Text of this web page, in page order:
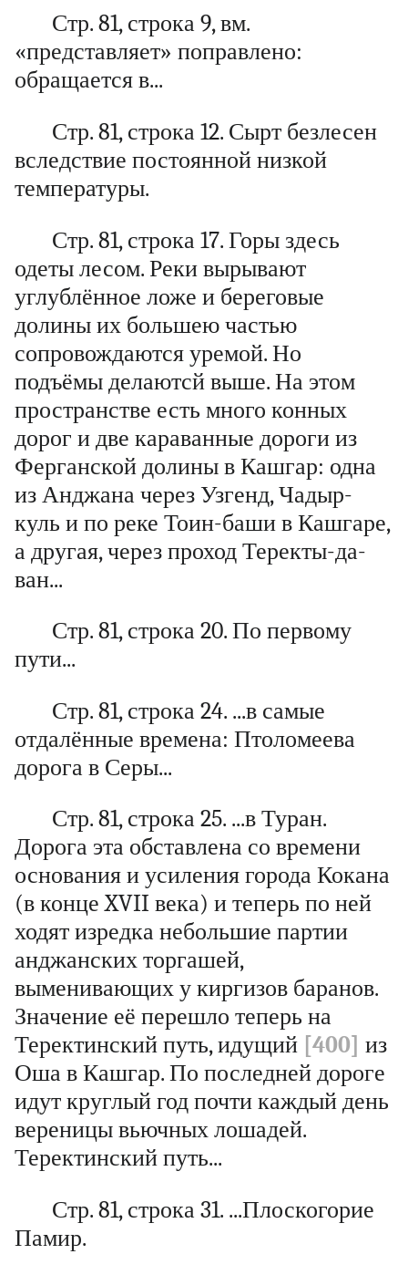
Стр. 81, строка 9, вм.
«представляет» поправлено:
обращается в...
Стр. 81, строка 12. Сырт безлесен
вследствие постоянной низкой
температуры.
Стр. 81, строка 17. Горы здесь
одеты лесом. Реки вырывают
углублённое ложе и береговые
долины их большею частью
сопровождаются уремой. Но
подъёмы делаютсй выше. На этом
пространстве есть много конных
дорог и две караванные дороги из
Ферганской долины в Кашгар: одна
из Анджана через Узгенд, Чадыр-
куль и по реке Тоин-баши в Кашгаре,
а другая, через проход Теректы-да-
ван...
Стр. 81, строка 20. По первому
пути...
Стр. 81, строка 24. ...в самые
отдалённые времена: Птоломеева
дорога в Серы...
Стр. 81, строка 25. ...в Туран.
Дорога эта обставлена со времени
основания и усиления города Кокана
(в конце XVII века) и теперь по ней
ходят изредка небольшие партии
анджанских торгашей,
выменивающих у киргизов баранов.
Значение её перешло теперь на
Теректинский путь, идущий [400] из
Оша в Кашгар. По последней дороге
идут круглый год почти каждый день
вереницы вьючных лошадей.
Теректинский путь...
Стр. 81, строка 31. ...Плоскогорие
Памир.